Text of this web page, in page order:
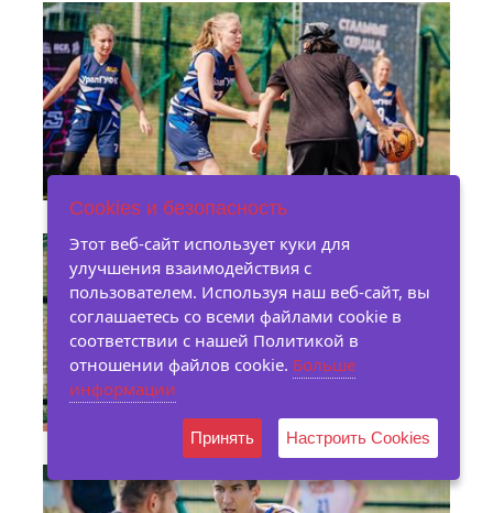
Cookies и безопасность
Этот веб-сайт использует куки для
улучшения взаимодействия с
пользователем. Используя наш веб-сайт, вы
соглашаетесь со всеми файлами cookie в
соответствии с нашей Политикой в ​​
отношении файлов cookie. Больше
информации
Принять Настроить Cookies